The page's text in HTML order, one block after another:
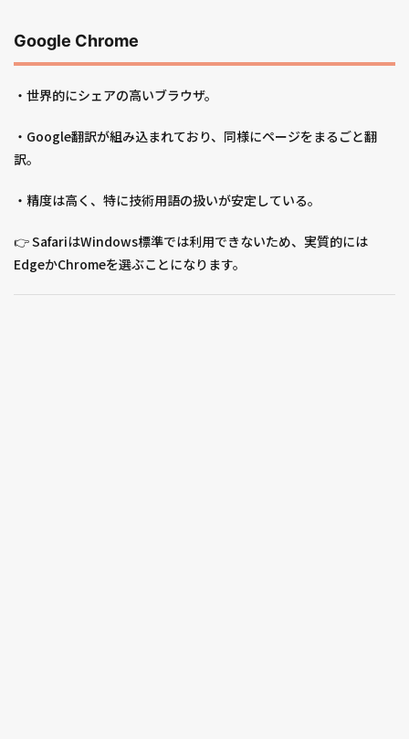
Google Chrome
・世界的にシェアの高いブラウザ。
・Google翻訳が組み込まれており、同様にページをまるごと翻
訳。
・精度は高く、特に技術用語の扱いが安定している。
👉 SafariはWindows標準では利用できないため、実質的には
EdgeかChromeを選ぶことになります。